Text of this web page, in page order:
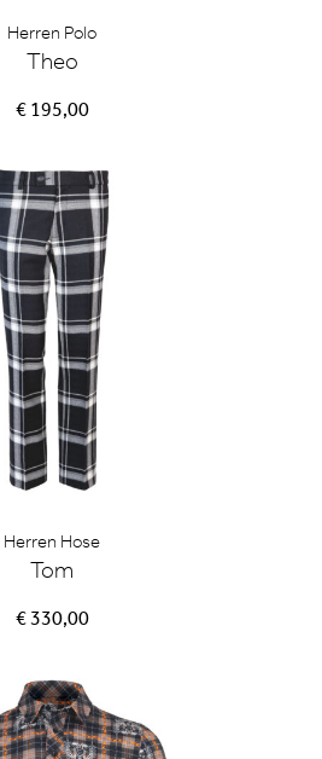
Herren Polo
Theo
€ 195,00
Herren Hose
Tom
€ 330,00